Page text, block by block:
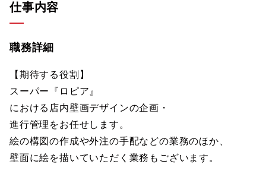
仕事内容
職務詳細
【期待する役割】
スーパー『ロピア』
における店内壁画デザインの企画・
進行管理をお任せします。
絵の構図の作成や外注の手配などの業務のほか、
壁面に絵を描いていただく業務もございます。